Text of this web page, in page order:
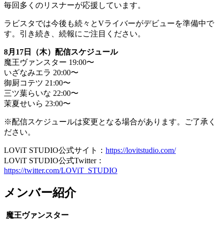
毎回多くのリスナーが応援しています。
ラビスタでは今後も続々とVライバーがデビューを準備中で
す。引き続き、続報にご注目ください。
8月17日（木）配信スケジュール
魔王ヴァンスター 19:00〜
いざなみエラ 20:00〜
御厨コテツ 21:00〜
三ツ葉らいな 22:00〜
茉夏せいら 23:00〜
※配信スケジュールは変更となる場合があります。ご了承く
ださい。
LOViT STUDIO公式サイト： https://lovitstudio.com/
LOViT STUDIO公式Twitter：
https://twitter.com/LOViT_STUDIO
メンバー紹介
魔王ヴァンスター